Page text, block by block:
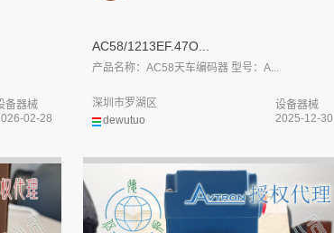
备器械
02-28
AC58/1213EF.47O...
产品名称：AC58天车编码器 型号：A...
dewutuo
深圳市罗湖区
设备器械
2025-12-30